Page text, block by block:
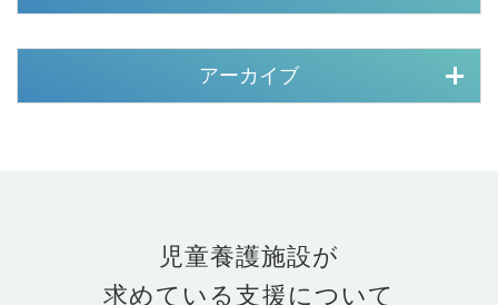
アーカイブ
児童養護施設が
求めている支援について